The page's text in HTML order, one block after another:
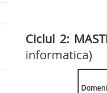
Ciclul 2:
informatica)